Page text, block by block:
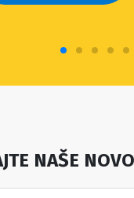
NAŠE